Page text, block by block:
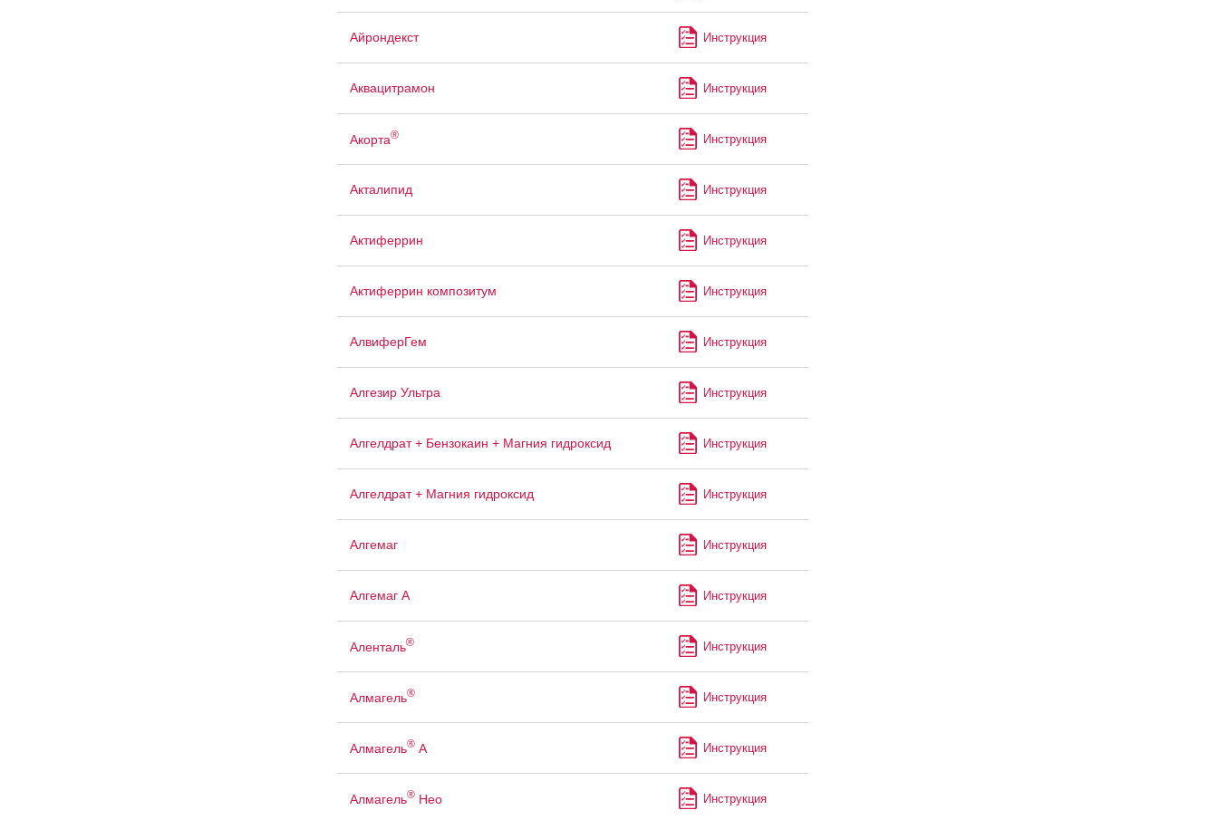
Айрондекст Инструкция
Аквацитрамон Инструкция
Акорта® Инструкция
Акталипид Инструкция
Актиферрин Инструкция
Актиферрин композитум Инструкция
АлвиферГем Инструкция
Алгезир Ультра Инструкция
Алгелдрат + Бензокаин + Магния гидроксид Инструкция
Алгелдрат + Магния гидроксид Инструкция
Алгемаг Инструкция
Алгемаг А Инструкция
Аленталь® Инструкция
Алмагель® Инструкция
Алмагель®А Инструкция
Алмагель®Нео Инструкция